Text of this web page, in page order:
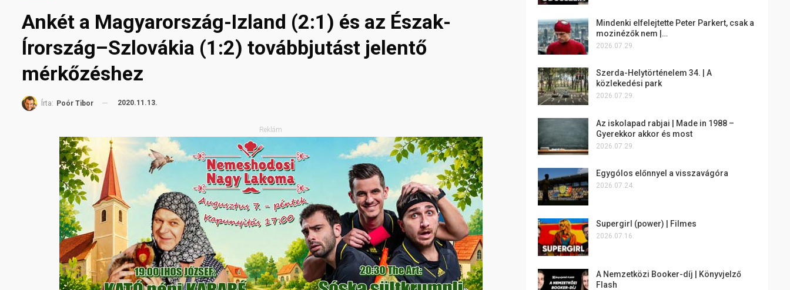
Ankét a Magyarország-Izland (2:1) és az Észak-
Írország–Szlovákia (1:2) továbbjutást jelentő
mérkőzéshez
Írta: Poór Tibor 2020.11.13.
Reklám
Mindenki elfelejtette Peter Parkert, csak a
mozinézők nem |…
2026.07.29.
Szerda-Helytörténelem 34. | A
közlekedési park
2026.07.29.
Az iskolapad rabjai | Made in 1988 –
Gyerekkor akkor és most
2026.07.29.
Egygólos előnnyel a visszavágóra
2026.07.24.
Supergirl (power) | Filmes
2026.07.16.
A Nemzetközi Booker-díj | Könyvjelző
Flash